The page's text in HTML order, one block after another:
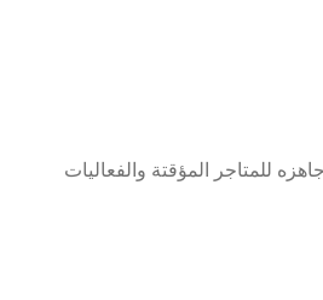
للمتاجر المؤقتة والفعاليات